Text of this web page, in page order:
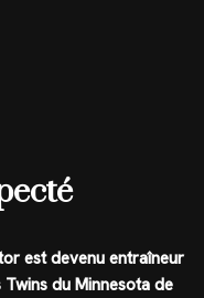
est devenu entraîneur
du Minnesota de